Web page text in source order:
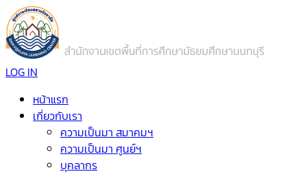
LOG IN
หน้าแรก
เกี่ยวกับเรา
ความเป็นมา สมาคมฯ
ความเป็นมา ศูนย์ฯ
บุคลากร